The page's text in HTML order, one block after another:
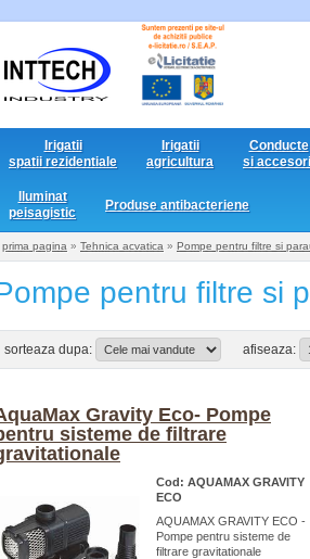
Irigatii
spatii rezidentiale
Irigatii
agricultura
Conducte
si
Iluminat
peisagistic
Produse antibacteriene
prima pagina » Tehnica acvatica » Pompe pentru filtre si
pentru filtre si
sorteaza dupa: afiseaza:
Gravity Eco- Pompe
sisteme de filtrare
Cod: AQUAMAX GRAVITY
ECO
AQUAMAX GRAVITY ECO -
Pompe pentru sisteme de
filtrare gravitationale